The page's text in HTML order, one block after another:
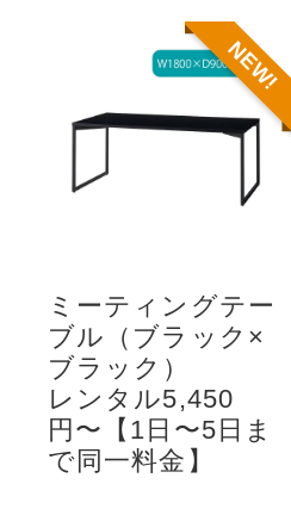
ミーティングテー
ブル（ブラック×
ブラック）
レンタル5,450
円〜【1日〜5日ま
で同一料金】
NEW!